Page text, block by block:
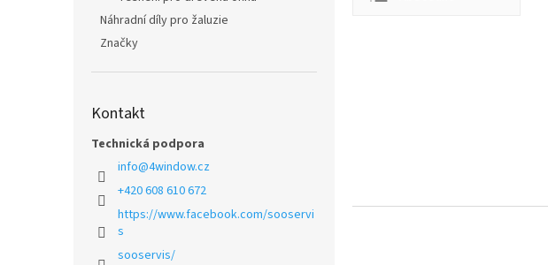
Náhradní díly pro žaluzie
Značky
Kontakt
Technická podpora
info@4window.cz
+420 608 610 672
https://www.facebook.com/sooservi
s
sooservis/
d